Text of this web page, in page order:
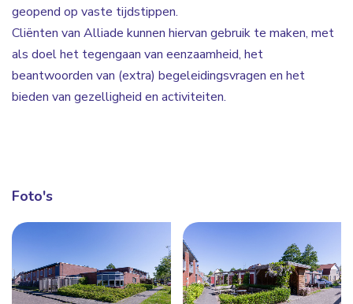
geopend op vaste tijdstippen.
Cliënten van Alliade kunnen hiervan gebruik te maken, met
als doel het tegengaan van eenzaamheid, het
beantwoorden van (extra) begeleidingsvragen en het
bieden van gezelligheid en activiteiten.
Foto's